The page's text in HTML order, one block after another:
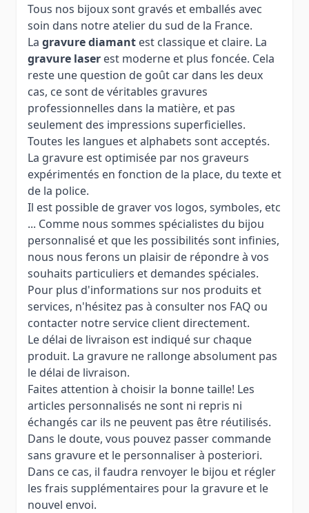
Tous nos bijoux sont gravés et emballés avec
soin dans notre atelier du sud de la France.
La gravure diamant est classique et claire. La
gravure laser est moderne et plus foncée. Cela
reste une question de goût car dans les deux
cas, ce sont de véritables gravures
professionnelles dans la matière, et pas
seulement des impressions superficielles.
Toutes les langues et alphabets sont acceptés.
La gravure est optimisée par nos graveurs
expérimentés en fonction de la place, du texte et
de la police.
Il est possible de graver vos logos, symboles, etc
... Comme nous sommes spécialistes du bijou
personnalisé et que les possibilités sont infinies,
nous nous ferons un plaisir de répondre à vos
souhaits particuliers et demandes spéciales.
Pour plus d'informations sur nos produits et
services, n'hésitez pas à consulter nos FAQ ou
contacter notre service client directement.
Le délai de livraison est indiqué sur chaque
produit. La gravure ne rallonge absolument pas
le délai de livraison.
Faites attention à choisir la bonne taille! Les
articles personnalisés ne sont ni repris ni
échangés car ils ne peuvent pas être réutilisés.
Dans le doute, vous pouvez passer commande
sans gravure et le personnaliser à posteriori.
Dans ce cas, il faudra renvoyer le bijou et régler
les frais supplémentaires pour la gravure et le
nouvel envoi.